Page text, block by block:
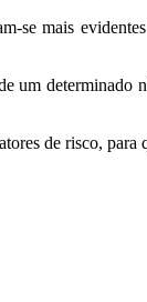
se mais
um
de risco,